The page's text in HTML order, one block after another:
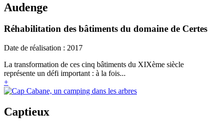
Audenge
Réhabilitation des bâtiments du domaine de Certes
Date de réalisation : 2017
La transformation de ces cinq bâtiments du XIXème siècle
représente un défi important : à la fois...
+
Captieux